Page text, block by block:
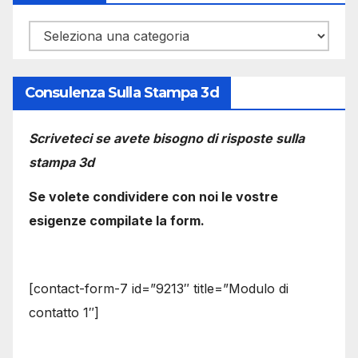
Categorie
Consulenza Sulla Stampa 3d
Scriveteci se avete bisogno di risposte sulla
stampa 3d
Se volete condividere con noi le vostre
esigenze compilate la form.
[contact-form-7 id=”9213″ title=”Modulo di
contatto 1″]